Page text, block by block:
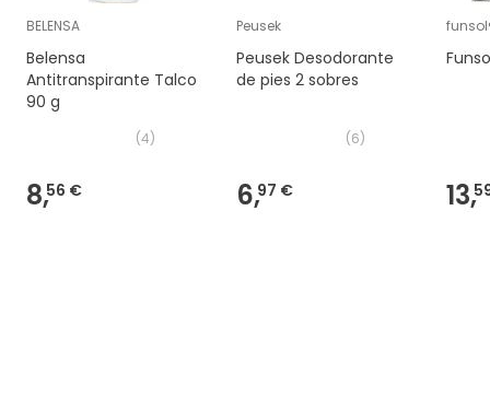
BELENSA
Belensa
Antitranspirante Talco
90 g
(4)
8,56 €
Peusek
Peusek Desodorante
de pies 2 sobres
(6)
6,97 € 13,